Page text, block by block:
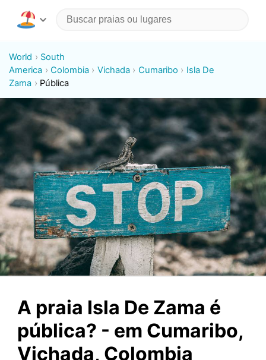
World
South
America
Colombia Vichada Cumaribo
Isla De
Zama
Pública
A praia Isla De Zama é
pública? - em Cumaribo,
Vichada, Colombia